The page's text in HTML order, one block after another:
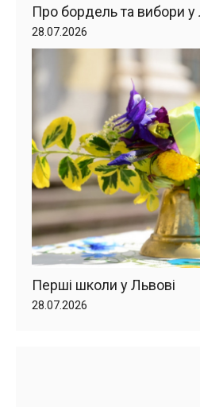
Про бордель та вибори у
28.07.2026
Перші школи у Львові
28.07.2026